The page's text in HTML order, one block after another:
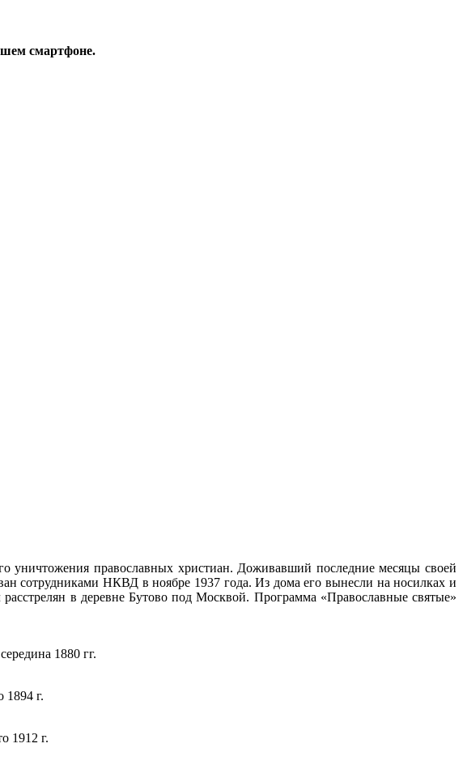
смартфоне.
уничтожения православных христиан. Доживавший последние месяцы своей
сотрудниками НКВД в ноябре 1937 года. Из дома его вынесли на носилках и
в деревне Бутово под Москвой. Программа «Православные святые»
1880 гг.
г.
1912 г.